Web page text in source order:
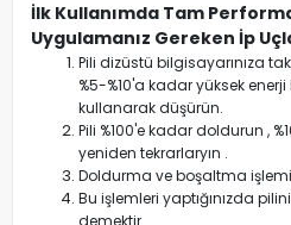
İlk Kullanımda Tam
Uygulamanız Gereken İp
Pili dizüstü bilgisayarınıza
%5-%10'a kadar yüksek
kullanarak düşürün.
Pili %100'e kadar doldurun ,
yeniden tekrarlaryın .
Doldurma ve boşaltma
Bu işlemleri yaptığınızda
demektir.